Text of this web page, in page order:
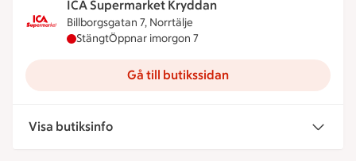
ICA Supermarket Kryddan
Billborgsgatan 7, Norrtälje
ICA Supermarket Kryddan har stängt idag,
StängtÖppnar imorgon 7
Gå till butikssidan
Visa butiksinfo